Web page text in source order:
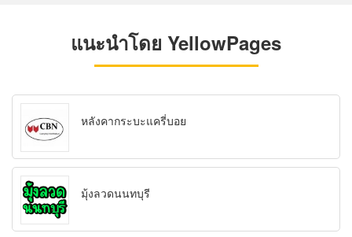
แนะนำโดย YellowPages
หลังคากระบะแครี่บอย
มุ้งลวดนนทบุรี